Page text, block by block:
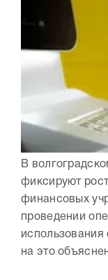
В
фиксируют
финансовых
проведении
использования
на это